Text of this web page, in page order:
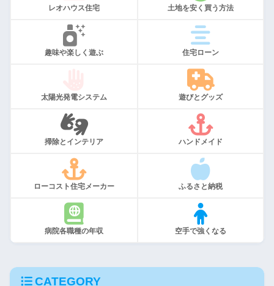
レオハウス住宅 土地を安く買う方法
趣味や楽しく遊ぶ 住宅ローン
太陽光発電システム 遊びとグッズ
掃除とインテリア ハンドメイド
ローコスト住宅メーカー ふるさと納税
病院各職種の年収 空手で強くなる
CATEGORY